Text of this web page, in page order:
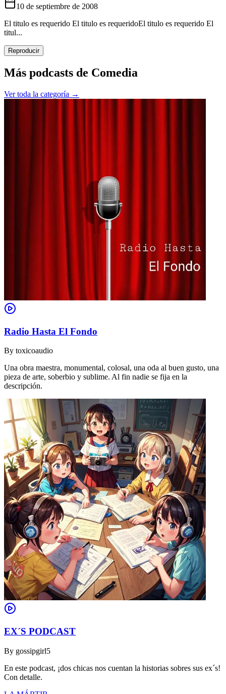
10 de septiembre de 2008
El titulo es requerido El titulo es requeridoEl titulo es requerido El
titul...
Reproducir
Más podcasts de Comedia
Ver toda la categoría →
Radio Hasta El Fondo
By toxicoaudio
Una obra maestra, monumental, colosal, una oda al buen gusto, una
pieza de arte, soberbio y sublime. Al fin nadie se fija en la
descripción.
EX´S PODCAST
By gossipgirl5
En este podcast, ¡dos chicas nos cuentan la historias sobres sus ex´s!
Con detalle.